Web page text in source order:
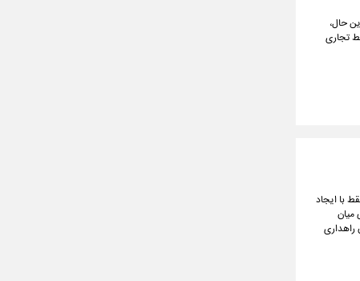
حال،
تجاری
با ایجاد
میان
راهداری